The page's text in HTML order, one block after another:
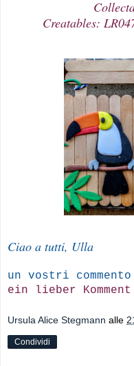
Creatables:
Ciao a tutti, Ulla
un vostri
ein lieber
Ursula Alice Stegmann alle
Condividi